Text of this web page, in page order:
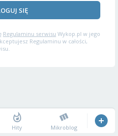
SIĘ
Regulaminu serwisu Wykop.pl w jego
Regulaminu w całości,
Hity Mikroblog